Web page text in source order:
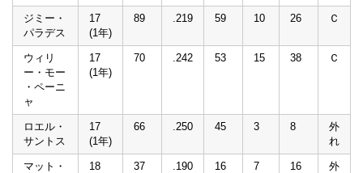
ジミー・
パラデス
17
(1年)
89 .219 59 10 26 Ｃ
ウィリ
ー・モー
・ペーニ
ャ
17
(1年)
70 .242 53 15 38 Ｃ
ロエル・
サントス
17
(1年)
66 .250 45 3 8
外
れ
マット・
18
37 .190 16 7 16
外